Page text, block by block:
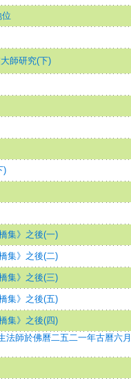
師研究(下)
)
集》之後(一)
集》之後(二)
集》之後(三)
集》之後(五)
集》之後(四)
法師於佛曆二五二一年古曆六月